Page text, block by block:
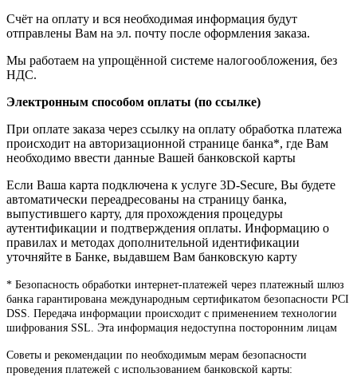
Счёт на оплату и вся необходимая информация будут
отправлены Вам на эл. почту после оформления заказа.
Мы работаем на упрощённой системе налогообложения, без
НДС.
Электронным способом оплаты (по ссылке)
При оплате заказа через ссылку на оплату обработка платежа
происходит на авторизационной странице банка*, где Вам
необходимо ввести данные Вашей банковской карты
Если Ваша карта подключена к услуге 3D-Secure, Вы будете
автоматически переадресованы на страницу банка,
выпустившего карту, для прохождения процедуры
аутентификации и подтверждения оплаты. Информацию о
правилах и методах дополнительной идентификации
уточняйте в Банке, выдавшем Вам банковскую карту
* Безопасность обработки интернет-платежей через платежный шлюз
банка гарантирована международным сертификатом безопасности PCI
DSS. Передача информации происходит с применением технологии
шифрования SSL. Эта информация недоступна посторонним лицам
Советы и рекомендации по необходимым мерам безопасности
проведения платежей с использованием банковской карты: